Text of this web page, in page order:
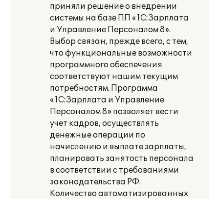
приняли решение о внедрении
системы на базе ПП «1С:Зарплата
и Управление Персоналом 8».
Выбор связан, прежде всего, с тем,
что функциональные возможности
программного обеспечения
соответствуют нашим текущим
потребностям. Программа
«1С:Зарплата и Управление
Персоналом 8» позволяет вести
учет кадров, осуществлять
денежные операции по
начислению и выплате зарплаты,
планировать занятость персонала
в соответствии с требованиями
законодательства РФ.
Количество автоматизированных